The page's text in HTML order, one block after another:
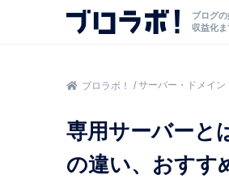
ブログ
収益化
ブロラボ！ サーバー・ドメイン
専用サーバーと
の違い、おすす